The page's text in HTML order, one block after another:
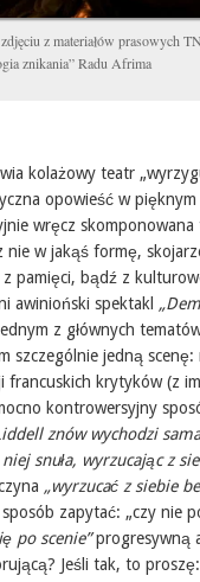
z materiałów prasowych
znikania” Radu Afrima
kolażowy teatr
opowieść w
wręcz skomponowana
w jakąś formę,
pamięci, bądź z
awinioński spektakl
z głównych
szczególnie jedną scenę:
francuskich krytyków (z
kontrowersyjny
znów wychodzi
snuła, wyrzucając z
„wyrzucać z siebie
zapytać: „czy nie
po scenie”progresywną
Jeśli tak, to